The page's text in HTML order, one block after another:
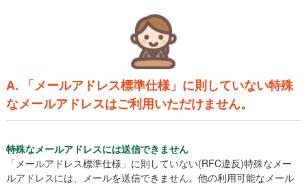
A. 「メールアドレス標準仕様」に則していない特殊
なメールアドレスはご利用いただけません。
特殊なメールアドレスには送信できません
「メールアドレス標準仕様」に則していない(RFC違反)特殊なメー
ルアドレスには、メールを送信できません。他の利用可能なメール